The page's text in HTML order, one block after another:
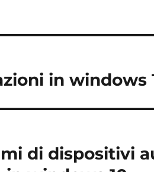
in windows
di dispositivi